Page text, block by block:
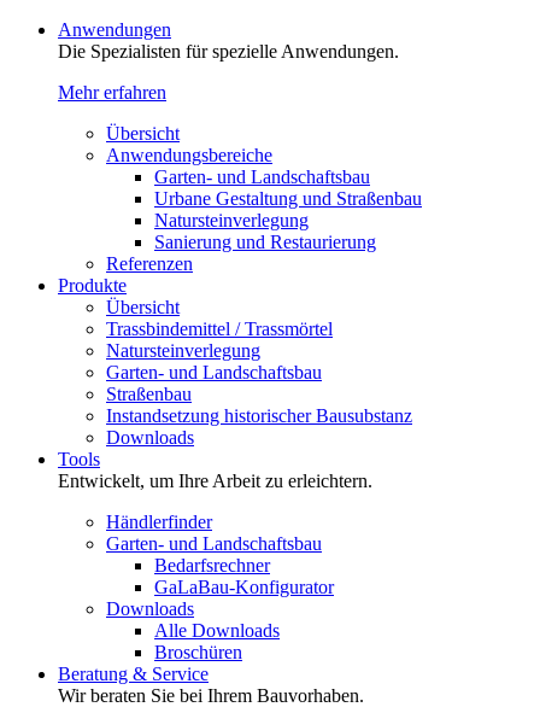
Anwendungen
Die Spezialisten für spezielle Anwendungen.
Mehr erfahren
Übersicht
Anwendungsbereiche
Garten- und Landschaftsbau
Urbane Gestaltung und Straßenbau
Natursteinverlegung
Sanierung und Restaurierung
Referenzen
Produkte
Übersicht
Trassbindemittel / Trassmörtel
Natursteinverlegung
Garten- und Landschaftsbau
Straßenbau
Instandsetzung historischer Bausubstanz
Downloads
Tools
Entwickelt, um Ihre Arbeit zu erleichtern.
Händlerfinder
Garten- und Landschaftsbau
Bedarfsrechner
GaLaBau-Konfigurator
Downloads
Alle Downloads
Broschüren
Beratung & Service
Wir beraten Sie bei Ihrem Bauvorhaben.